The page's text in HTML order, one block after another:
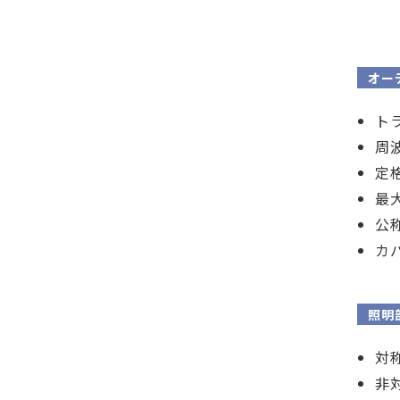
オー
ト
周
定
最
公
カ
照明
対
非